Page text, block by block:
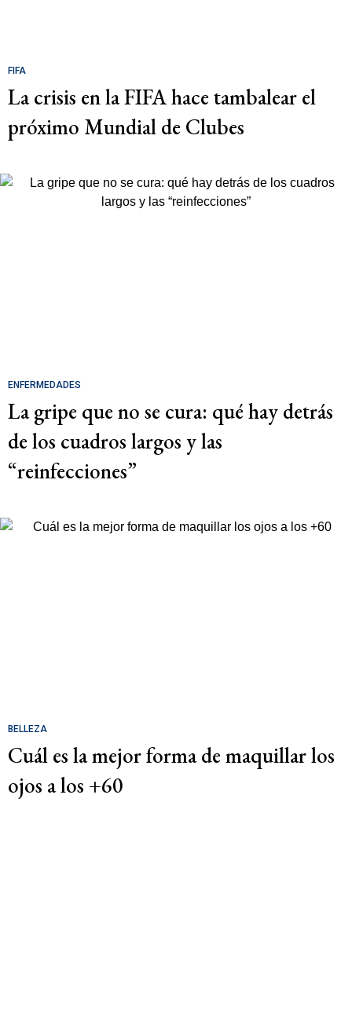
FIFA
La crisis en la FIFA hace tambalear el
próximo Mundial de Clubes
ENFERMEDADES
La gripe que no se cura: qué hay detrás
de los cuadros largos y las
“reinfecciones”
BELLEZA
Cuál es la mejor forma de maquillar los
ojos a los +60